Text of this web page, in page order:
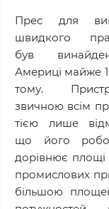
Прес для
швидкого
був
Америці майже
тому.
звичною всім
тією лише
що його
дорівнює
промислових
більшою